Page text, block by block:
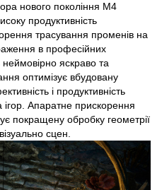
нового покоління M4
продуктивність
трасування променів на
в професійних
яскраво та
оптимізує вбудовану
і продуктивність
ігор. Апаратне прискорення
покращену обробку геометрії
сцен.